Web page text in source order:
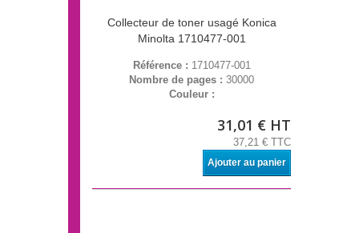
Collecteur de toner usagé Konica
Minolta 1710477-001
Référence : 1710477-001
Nombre de pages : 30000
Couleur :
31,01 € HT
37,21 € TTC
Ajouter au panier